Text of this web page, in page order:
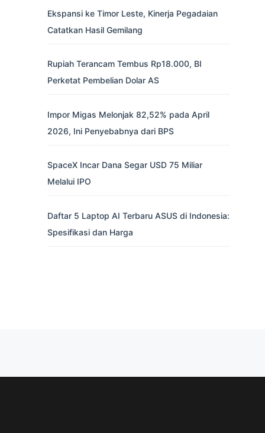
Ekspansi ke Timor Leste, Kinerja Pegadaian
Catatkan Hasil Gemilang
Rupiah Terancam Tembus Rp18.000, BI
Perketat Pembelian Dolar AS
Impor Migas Melonjak 82,52% pada April
2026, Ini Penyebabnya dari BPS
SpaceX Incar Dana Segar USD 75 Miliar
Melalui IPO
Daftar 5 Laptop AI Terbaru ASUS di Indonesia:
Spesifikasi dan Harga